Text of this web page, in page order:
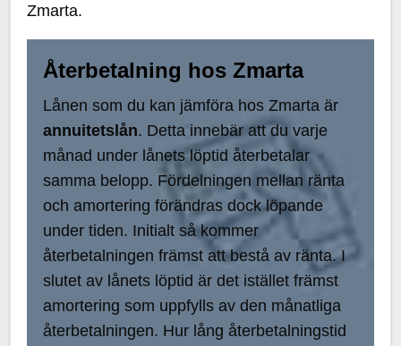
Zmarta.
Återbetalning hos Zmarta
Lånen som du kan jämföra hos Zmarta är
annuitetslån. Detta innebär att du varje
månad under lånets löptid återbetalar
samma belopp. Fördelningen mellan ränta
och amortering förändras dock löpande
under tiden. Initialt så kommer
återbetalningen främst att bestå av ränta. I
slutet av lånets löptid är det istället främst
amortering som uppfylls av den månatliga
återbetalningen. Hur lång återbetalningstid